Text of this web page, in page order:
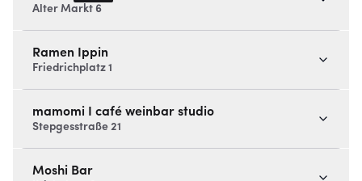
Alter Markt 6
Ramen Ippin
Friedrichplatz 1
mamomi I café weinbar studio
Stepgesstraße 21
Moshi Bar